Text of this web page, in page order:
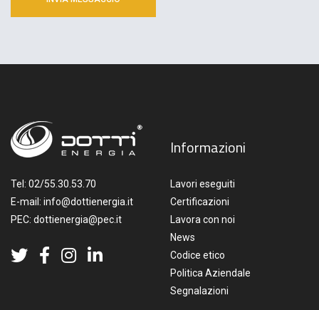
Tel: 02/55.30.53.70
E-mail: info@dottienergia.it
PEC: dottienergia@pec.it
Informazioni
Lavori eseguiti
Certificazioni
Lavora con noi
News
Codice etico
Politica Aziendale
Segnalazioni